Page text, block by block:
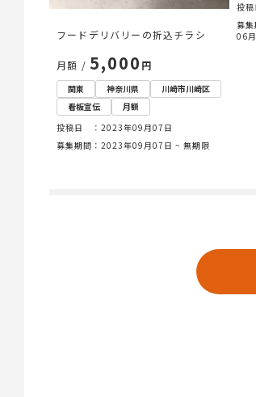
フードデリバリーの折込チラシ
月額 / 5,000 円
関東 神奈川県
川崎市川崎区
看板宣伝
月額
投稿日 ：2023年09月07日
募集期間：2023年09月07日 ~ 無期限
投
募
06